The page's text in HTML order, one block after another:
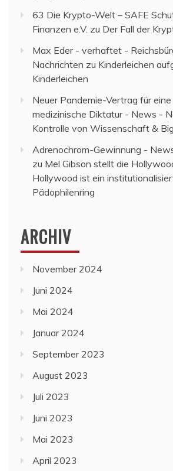
63 Die Krypto-Welt – SAFE
Finanzen e.V. zu Der Fall der
Max Eder - verhaftet -
Nachrichten zu Kinderleichen
Kinderleichen
Neuer Pandemie-Vertrag für
medizinische Diktatur - News -
Kontrolle von Wissenschaft &
Adrenochrom-Gewinnung -
zu Mel Gibson stellt die
Hollywood ist ein
Pädophilenring
ARCHIV
November 2024
Juni 2024
Mai 2024
Januar 2024
September 2023
August 2023
Juli 2023
Juni 2023
Mai 2023
April 2023